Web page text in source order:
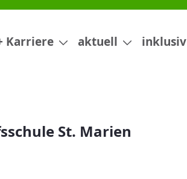
Karriere aktuell inklusiv
St. Marien